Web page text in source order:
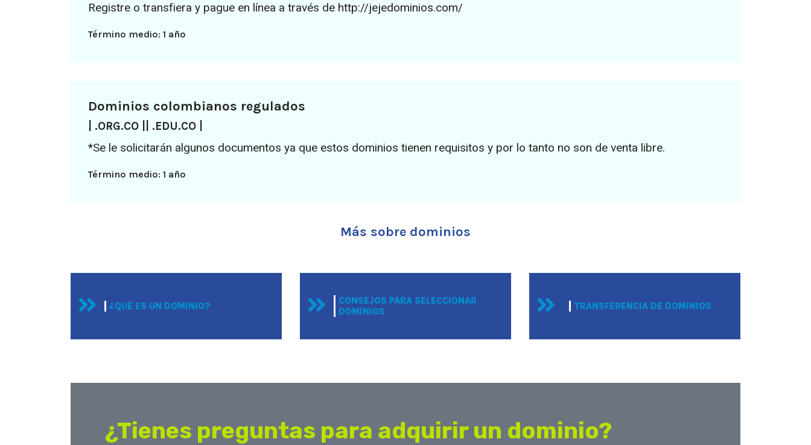
Registre o transfiera y pague en línea a través de http://jejedominios.com/
Término medio: 1 año
Dominios colombianos regulados
| .ORG.CO || .EDU.CO |
*Se le solicitarán algunos documentos ya que estos dominios tienen requisitos y por lo tanto no son de venta libre.
Término medio: 1 año
Más sobre dominios
¿QUÉ ES UN DOMINIO?
CONSEJOS PARA SELECCIONAR
DOMINIOS
TRANSFERENCIA DE DOMINIOS
¿Tienes preguntas para adquirir un dominio?